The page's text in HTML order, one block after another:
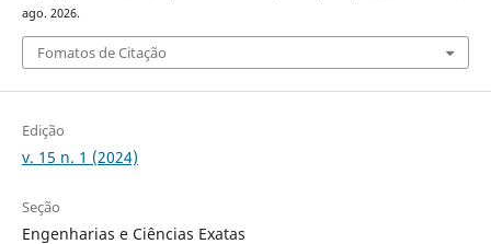
ago. 2026.
Fomatos de Citação
Edição
v. 15 n. 1 (2024)
Seção
Engenharias e Ciências Exatas